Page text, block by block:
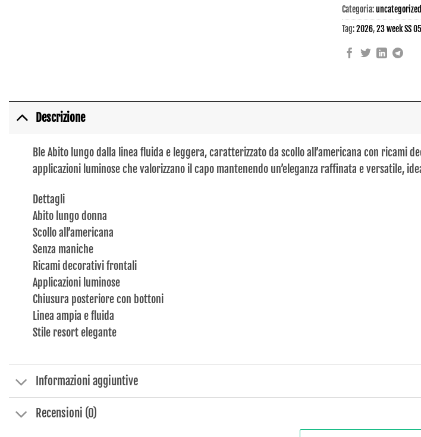
Categoria:uncategorized
Tag:2026,23 week SS
Descrizione
Ble Abito lungo dalla linea fluida e leggera, caratterizzato da scollo all’americana con ricami
applicazioni luminose che valorizzano il capo mantenendo un’eleganza raffinata e versatile,
Dettagli
Abito lungo donna
Scollo all’americana
Senza maniche
Ricami decorativi frontali
Applicazioni luminose
Chiusura posteriore con bottoni
Linea ampia e fluida
Stile resort elegante
Informazioni aggiuntive
Recensioni (0)